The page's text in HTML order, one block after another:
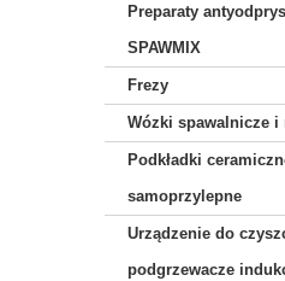
Preparaty
SPAWMIX
Frezy
Wózki spawalnicze i
Podkładki
samoprzylepne
Urządzenie do
podgrzewacze